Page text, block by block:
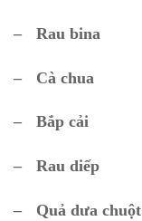
– Rau bina
– Cà chua
– Bắp cải
– Rau diếp
– Quả dưa chuột